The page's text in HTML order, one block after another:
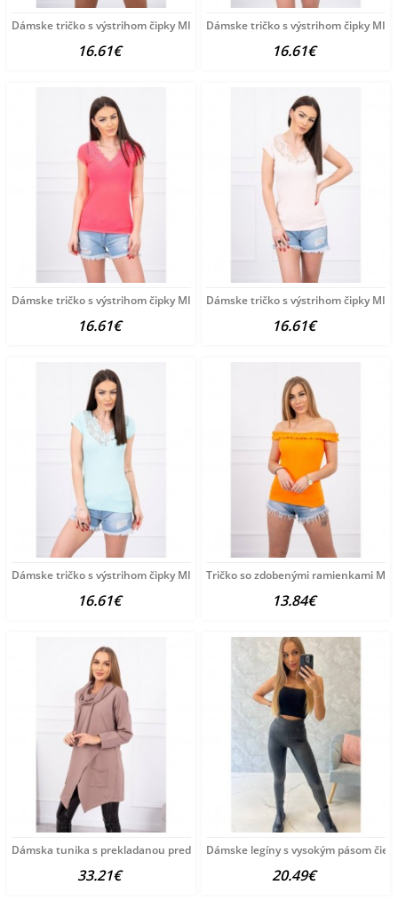
Dámske tričko s výstrihom čipky MI8987 zelené Univerzálna
16.61€
Dámske tričko s výstrihom čipky
16.61€
Dámske tričko s výstrihom čipky MI8987 neónovo ružové
16.61€
Dámske tričko s výstrihom čipky
16.61€
Dámske tričko s výstrihom čipky MI8987 mätové Univerzálna
16.61€
Tričko so zdobenými ramienkami
13.84€
Dámska tunika s prekladanou prednou časťou oversize MI0017
33.21€
Dámske legíny s vysokým pásom
20.49€